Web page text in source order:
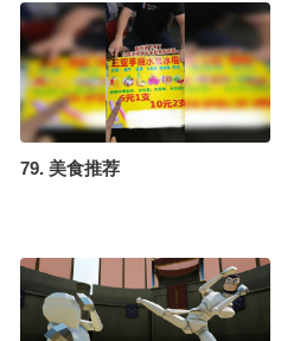
79. 美食推荐